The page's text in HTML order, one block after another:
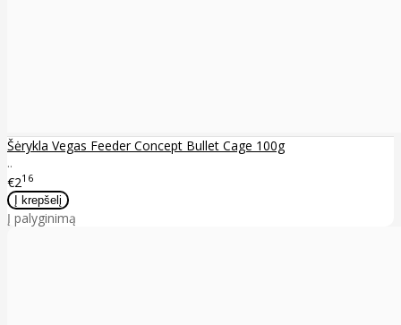
Šėrykla Vegas Feeder Concept Bullet Cage 100g
..
€216
Į palyginimą